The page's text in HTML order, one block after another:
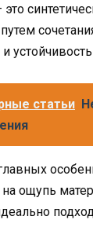
путем
и
статьи
ощупь